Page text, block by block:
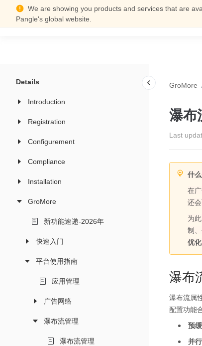
We are showing you products and services that are
Pangle's global website.Support Center
Details
Introduction
Registration
Configurement
Compliance
Installation
GroMore
新功能速递-2026年
快速入门
平台使用指南
应用管理
广告网络
瀑布流管理
瀑布流管理
GroMore
瀑布
Last
什
在
还
为
制
优
瀑布
瀑布流属
配置功能
预
并